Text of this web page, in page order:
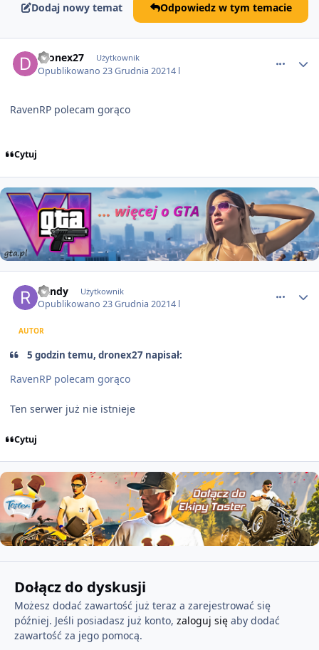
Dodaj nowy temat Odpowiedz w tym temacie
dronex27 Użytkownik
Opublikowano23 Grudnia 20214 l
RavenRP polecam gorąco
Cytuj
Randy Użytkownik
Opublikowano23 Grudnia 20214 l
AUTOR
5 godzin temu, dronex27 napisał:
RavenRP polecam gorąco
Ten serwer już nie istnieje
Cytuj
Dołącz do dyskusji
Możesz dodać zawartość już teraz a zarejestrować się
później. Jeśli posiadasz już konto, zaloguj sięaby dodać
zawartość za jego pomocą.